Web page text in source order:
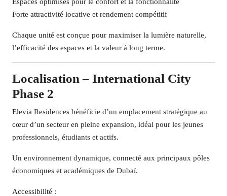
Forte attractivité locative et rendement compétitif
Chaque unité est conçue pour maximiser la lumière naturelle,
l’efficacité des espaces et la valeur à long terme.
Localisation – International City
Phase 2
Elevia Residences bénéficie d’un emplacement stratégique au
cœur d’un secteur en pleine expansion, idéal pour les jeunes
professionnels, étudiants et actifs.
Un environnement dynamique, connecté aux principaux pôles
économiques et académiques de Dubaï.
Accessibilité :